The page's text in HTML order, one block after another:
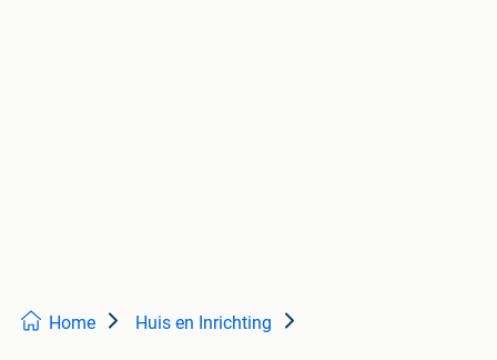
Home Huis en Inrichting